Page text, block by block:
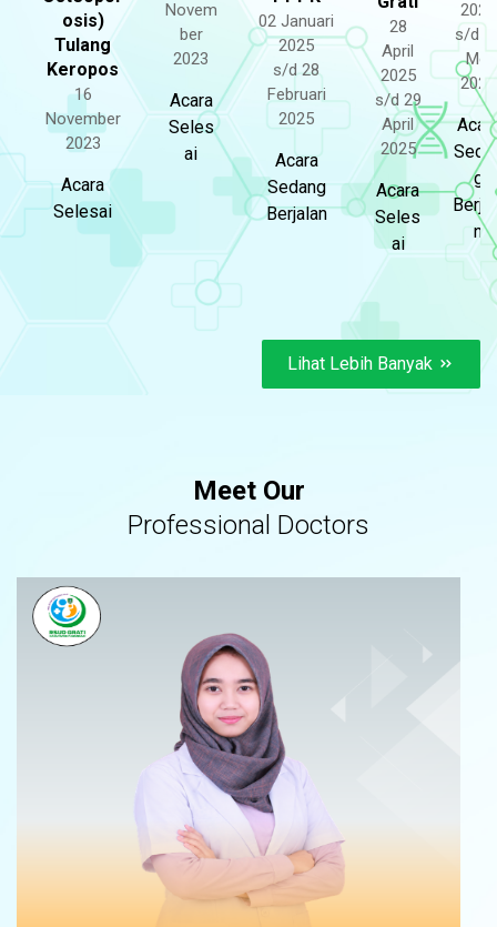
osis)
Tulang
Keropos
16
November
2023
Acara
Selesai
Novem
ber
2023
Acara
Seles
ai
02 Januari
2025
s/d 28
Februari
2025
Acara
Sedang
Berjalan
28
April
2025
s/d 29
April
2025
Acara
Seles
ai
2025
s/d
Mei
2025
g
n
Lihat Lebih Banyak
Meet Our
Professional Doctors